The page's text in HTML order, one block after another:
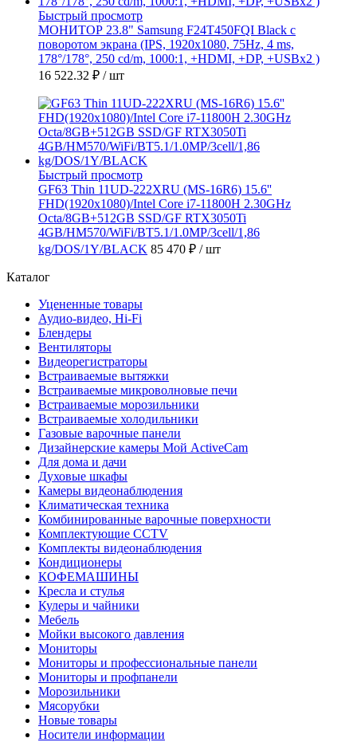
Быстрый просмотр
МОНИТОР 23.8" Samsung F24T450FQI Black с
поворотом экрана (IPS, 1920x1080, 75Hz, 4 ms,
178°/178°, 250 cd/m, 1000:1, +HDMI, +DP, +USBx2 )
16 522.32 ₽ / шт
Быстрый просмотр
GF63 Thin 11UD-222XRU (MS-16R6) 15.6''
FHD(1920x1080)/Intel Core i7-11800H 2.30GHz
Octa/8GB+512GB SSD/GF RTX3050Ti
4GB/HM570/WiFi/BT5.1/1.0MP/3cell/1,86
kg/DOS/1Y/BLACK 85 470 ₽ / шт
Каталог
Уцененные товары
Аудио-видео, Hi-Fi
Блендеры
Вентиляторы
Видеорегистраторы
Встраиваемые вытяжки
Встраиваемые микроволновые печи
Встраиваемые морозильники
Встраиваемые холодильники
Газовые варочные панели
Дизайнерские камеры Мой ActiveCam
Для дома и дачи
Духовые шкафы
Камеры видеонаблюдения
Климатическая техника
Комбинированные варочные поверхности
Комплектующие CCTV
Комплекты видеонаблюдения
Кондиционеры
КОФЕМАШИНЫ
Кресла и стулья
Кулеры и чайники
Мебель
Мойки высокого давления
Мониторы
Мониторы и профессиональные панели
Мониторы и профпанели
Морозильники
Мясорубки
Новые товары
Носители информации